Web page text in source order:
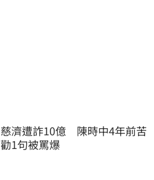
慈濟遭詐10億　陳時中4年前苦
勸1句被罵爆